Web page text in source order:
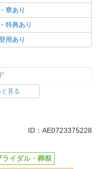
寮あり
特典あり
用あり
3日勤務OK
見る
ID：AE0723375228
ライダル・葬祭